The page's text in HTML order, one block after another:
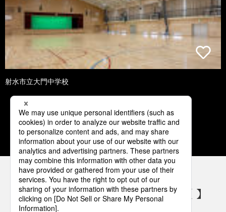
射水市立大門中学校
1 2 3 4 5
パナソニックの電気設備 SNSアカウント